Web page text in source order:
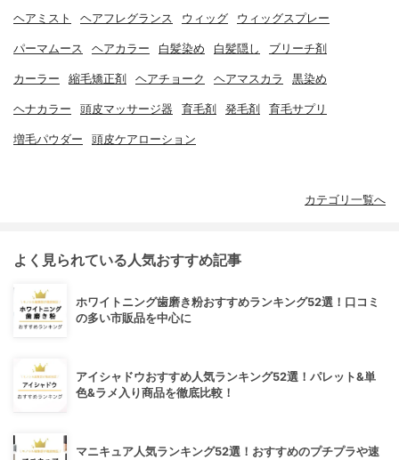
ヘアミスト ヘアフレグランス ウィッグ ウィッグスプレー
パーマムース ヘアカラー 白髪染め 白髪隠し ブリーチ剤
カーラー 縮毛矯正剤 ヘアチョーク ヘアマスカラ 黒染め
ヘナカラー 頭皮マッサージ器 育毛剤 発毛剤 育毛サプリ
増毛パウダー 頭皮ケアローション
カテゴリ一覧へ
よく見られている人気おすすめ記事
ホワイトニング歯磨き粉おすすめランキング52選！口コミ
の多い市販品を中心に
アイシャドウおすすめ人気ランキング52選！パレット&単
色&ラメ入り商品を徹底比較！
マニキュア人気ランキング52選！おすすめのプチプラや速